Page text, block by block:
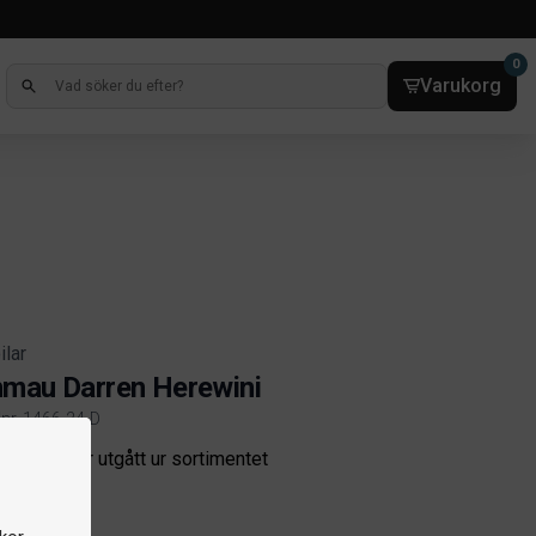
Varukorg
0
Darren Herewini
1466-24-D
informationhar utgått ur sortimentet